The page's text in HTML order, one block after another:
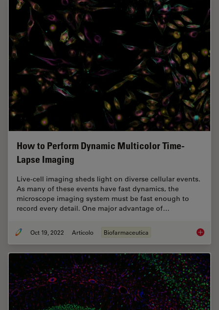
How to Perform Dynamic Multicolor Time-
Lapse Imaging
Live-cell imaging sheds light on diverse cellular events.
As many of these events have fast dynamics, the
microscope imaging system must be fast enough to
record every detail. One major advantage of…
Oct 19, 2022 Articolo Biofarmaceutica How to